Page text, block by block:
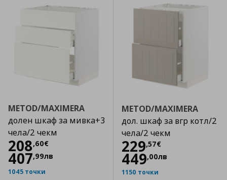
METOD/MAXIMERA
долен шкаф за мивка+3
чела/2 чекм
208,60€
Цена
407,99лв
1045 точки
METOD/MAXIMERA
дол. шкаф за вгр котл/2
чела/2 чекм
229,57€
Цена
449,00лв
1150 точки